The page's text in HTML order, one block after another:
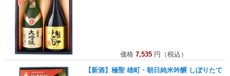
価格 7,535円（税込）
【新酒】極聖 雄町・朝日純米吟醸 しぼりたて